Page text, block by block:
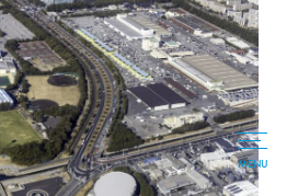
MENU